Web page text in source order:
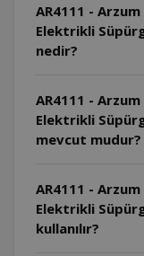
AR4111 - Arzum Gırgır Neo Pratik Dikey
Elektrikli
nedir?
AR4111 - Arzum Gırgır Neo Pratik Dikey
Elektrikli
mevcut mudur?
AR4111 - Arzum Gırgır Neo Pratik Dikey
Elektrikli
kullanılır?